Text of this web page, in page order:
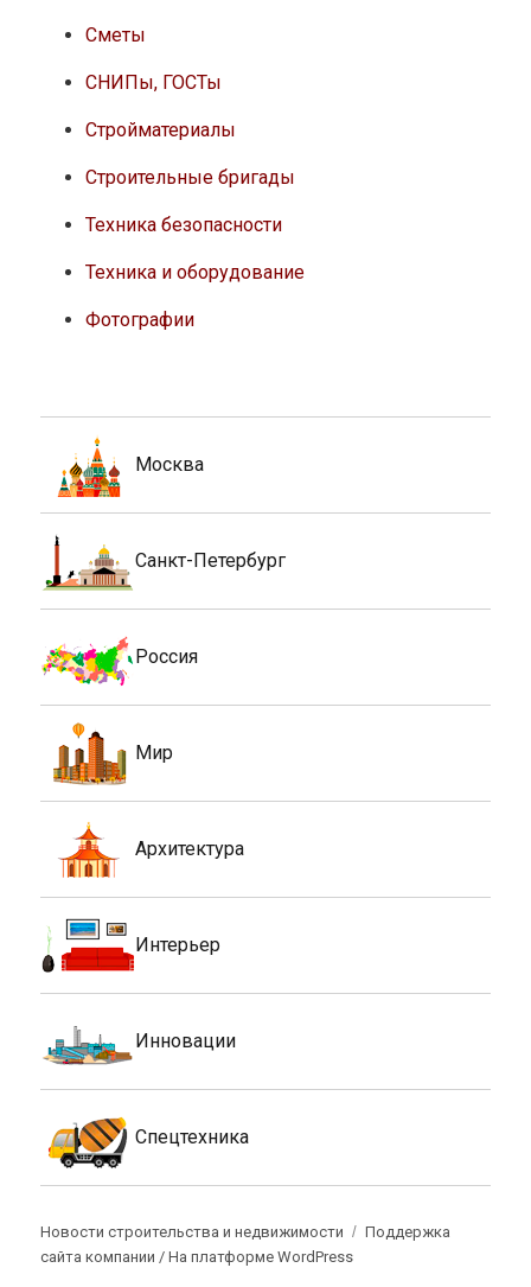
Сметы
СНИПы, ГОСТы
Стройматериалы
Строительные бригады
Техника безопасности
Техника и оборудование
Фотографии
Москва
Санкт-Петербург
Россия
Мир
Архитектура
Интерьер
Инновации
Спецтехника
Новости строительства и недвижимости
Поддержка
сайта компании /На платформе WordPress